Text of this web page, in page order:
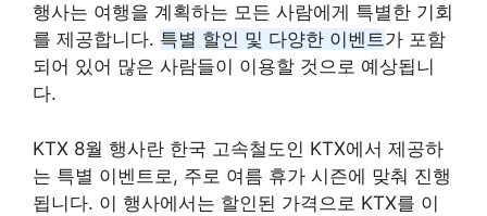
행사는 여행을 계획하는 모든 사람에게 특별한 기회
를 제공합니다. 특별 할인 및 다양한 이벤트가 포함
되어 있어 많은 사람들이 이용할 것으로 예상됩니
다.
KTX 8월 행사란 한국 고속철도인 KTX에서 제공하
는 특별 이벤트로, 주로 여름 휴가 시즌에 맞춰 진행
됩니다. 이 행사에서는 할인된 가격으로 KTX를 이